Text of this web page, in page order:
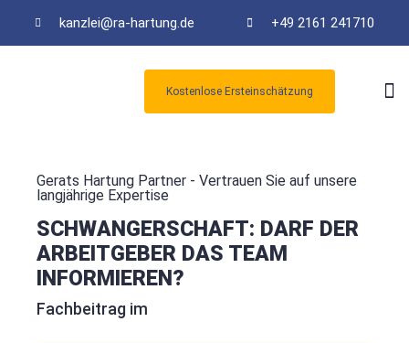
kanzlei@ra-hartung.de +49 2161 241710
Kostenlose Ersteinschätzung
Gerats Hartung Partner - Vertrauen Sie auf unsere
langjährige Expertise
SCHWANGERSCHAFT: DARF DER
ARBEITGEBER DAS TEAM
INFORMIEREN?
Fachbeitrag im